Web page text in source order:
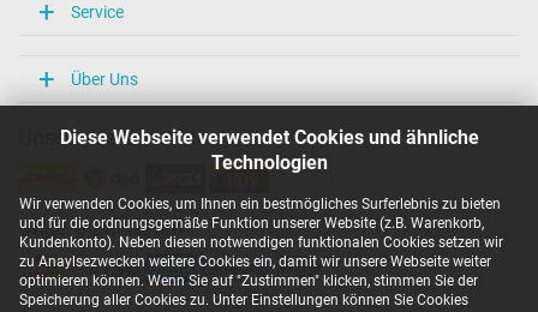
Diese Webseite verwendet Cookies und ähnliche
Technologien
Wir verwenden Cookies, um Ihnen ein bestmögliches Surferlebnis zu bieten
und für die ordnungsgemäße Funktion unserer Website (z.B. Warenkorb,
Kundenkonto). Neben diesen notwendigen funktionalen Cookies setzen wir
zu Anaylsezwecken weitere Cookies ein, damit wir unsere Webseite weiter
optimieren können. Wenn Sie auf "Zustimmen" klicken, stimmen Sie der
Speicherung aller Cookies zu. Unter Einstellungen können Sie Cookies
Service
Über Uns
Unsere Versandarten
Unsere Zahlarten